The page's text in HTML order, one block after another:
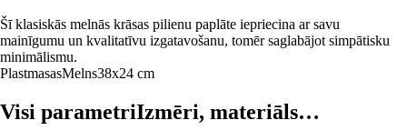
Šī klasiskās melnās krāsas pilienu paplāte iepriecina ar savu
mainīgumu un kvalitatīvu izgatavošanu, tomēr saglabājot simpātisku
minimālismu.
PlastmasasMelns38x24 cm
Visi parametriIzmēri, materiāls…